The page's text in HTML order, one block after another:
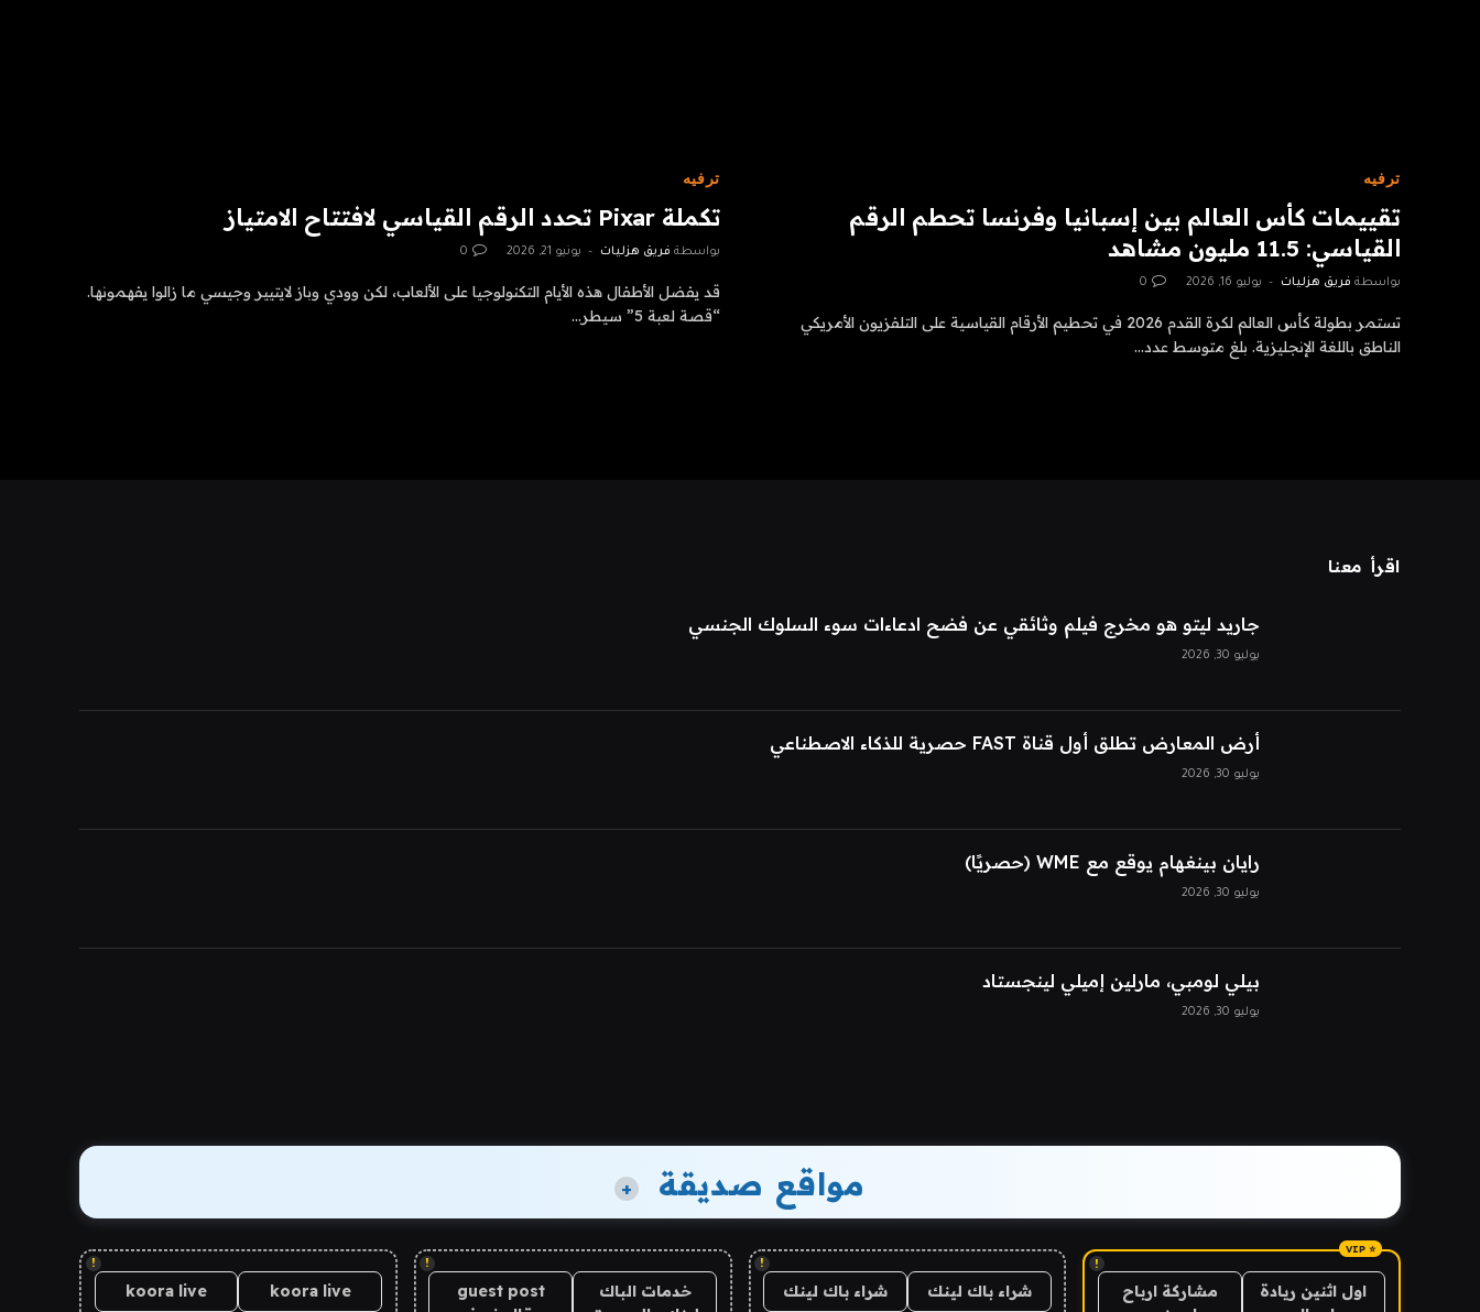
ترفيه
تقييمات كأس العالم بين إسبانيا وفرنسا تحطم الرقم
القياسي: 11.5 مليون مشاهد
بواسطة فريق هزليات يوليو 16, 2026 0
تستمر بطولة كأس العالم لكرة القدم 2026 في تحطيم الأرقام القياسية على التلفزيون الأمريكي
الناطق باللغة الإنجليزية. بلغ متوسط ​​عدد…
ترفيه
تكملة Pixar تحدد الرقم القياسي لافتتاح الامتياز
بواسطة فريق هزليات يونيو 21, 2026 0
قد يفضل الأطفال هذه الأيام التكنولوجيا على الألعاب، لكن وودي وباز لايتيير وجيسي ما زالوا يفهمونها.
“قصة لعبة 5” سيطر…
اقرأ معنا
جاريد ليتو هو مخرج فيلم وثائقي عن فضح ادعاءات سوء السلوك الجنسي
يوليو 30, 2026
أرض المعارض تطلق أول قناة FAST حصرية للذكاء الاصطناعي
يوليو 30, 2026
رايان بينغهام يوقع مع WME (حصريًا)
يوليو 30, 2026
بيلي لومبي، مارلين إميلي لينجستاد
يوليو 30, 2026
مواقع صديقة +
!
اول اثنين ريادة
مشاركة ارباح
!
شراء باك لينك شراء باك لينك
!
خدمات الباك
guest post
!
koora live
koora live